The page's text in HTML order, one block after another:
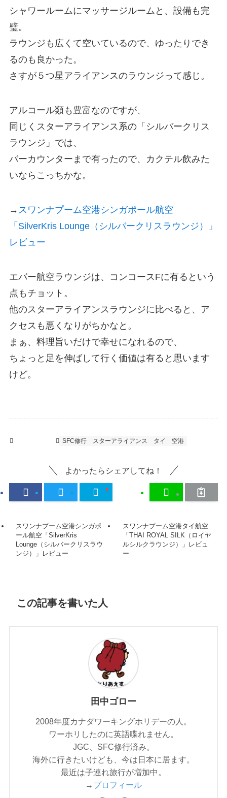
シャワールームにマッサージルームと、設備も完
璧。
ラウンジも広くて空いているので、ゆったりでき
るのも良かった。
さすが５つ星アライアンスのラウンジって感じ。
アルコール類も豊富なのですが、
同じくスターアライアンス系の「シルバークリス
ラウンジ」では、
バーカウンターまで有ったので、カクテル飲みた
いならこっちかな。
→ スワンナプーム空港シンガポール航空
「SilverKris Lounge（シルバークリスラウンジ）」
レビュー
エバー航空ラウンジは、コンコースFに有るという
点もチョット。
他のスターアライアンスラウンジに比べると、ア
クセスも悪くなりがちかなと。
まぁ、料理旨いだけで幸せになれるので、
ちょっと足を伸ばして行く価値は有ると思います
けど。
SFC修行 スターアライアンス タイ 空港
よかったらシェアしてね！
スワンナプーム空港シンガポ
ール航空「SilverKris
Lounge（シルバークリスラウ
ンジ）」レビュー
スワンナプーム空港タイ航空
「THAI ROYAL SILK（ロイヤ
ルシルクラウンジ）」レビュ
ー
この記事を書いた人
田中ゴロー
2008年度カナダワーキングホリデーの人。
ワーホリしたのに英語喋れません。
JGC、SFC修行済み。
海外に行きたいけども、今は日本に居ます。
最近は子連れ旅行が増加中。
→ プロフィール